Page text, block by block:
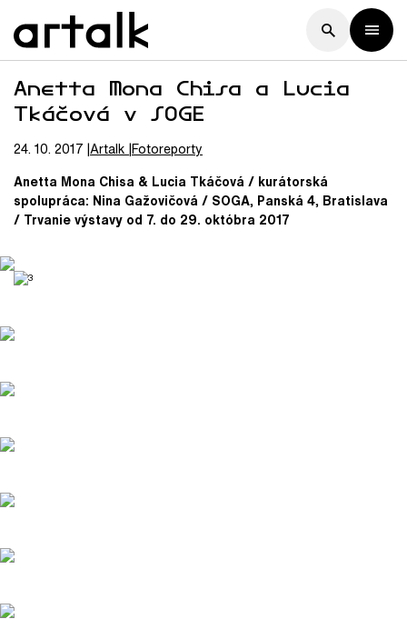
Anetta Mona Chisa a Lucia
Tkáčová v SOGE
24. 10. 2017 Artalk Fotoreporty
Anetta Mona Chisa & Lucia Tkáčová / kurátorská
spolupráca: Nina Gažovičová / SOGA, Panská 4, Bratislava
/ Trvanie výstavy od 7. do 29. októbra 2017